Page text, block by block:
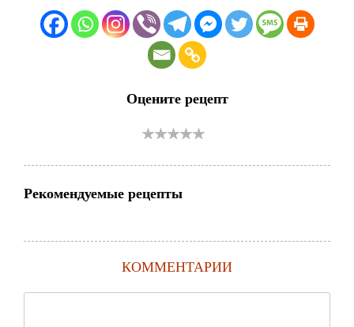
Оцените рецепт
Рекомендуемые рецепты
КОММЕНТАРИИ